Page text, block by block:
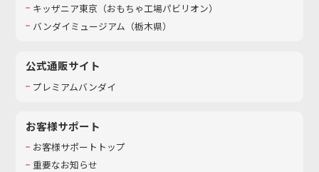
キッザニア東京（おもちゃ工場パビリオン）​
バンダイミュージアム（栃木県）
公式通販サイト
プレミアムバンダイ
お客様サポート
お客様サポートトップ
重要なお知らせ